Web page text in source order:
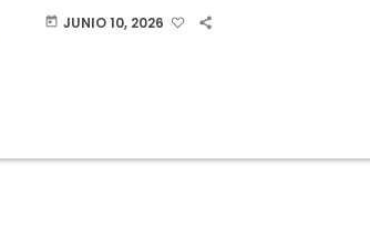
Aperitivo de Versión Radio, con Antonio
today JUNIO 10, 2026